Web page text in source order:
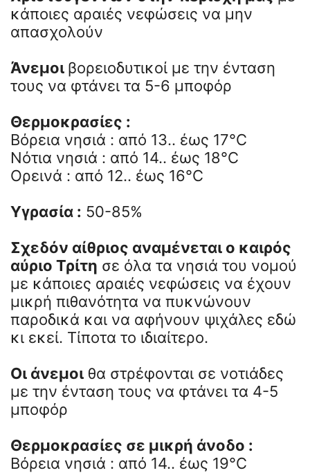
κάποιες αραιές νεφώσεις να μην
απασχολούν
Άνεμοι βορειοδυτικοί με την ένταση
τους να φτάνει τα 5-6 μποφόρ
Θερμοκρασίες :
Βόρεια νησιά : από 13.. έως 17°C
Νότια νησιά : από 14.. έως 18°C
Ορεινά : από 12.. έως 16°C
Υγρασία : 50-85%
Σχεδόν αίθριος αναμένεται ο καιρός
αύριο Τρίτη σε όλα τα νησιά του νομού
με κάποιες αραιές νεφώσεις να έχουν
μικρή πιθανότητα να πυκνώνουν
παροδικά και να αφήνουν ψιχάλες εδώ
κι εκεί. Τίποτα το ιδιαίτερο.
Οι άνεμοι θα στρέφονται σε νοτιάδες
με την ένταση τους να φτάνει τα 4-5
μποφόρ
Θερμοκρασίες σε μικρή άνοδο :
Βόρεια νησιά : από 14.. έως 19°C